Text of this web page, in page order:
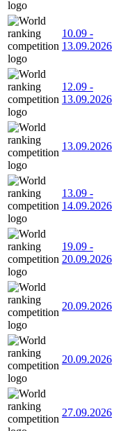
10.09 -
13.09.2026
12.09 -
13.09.2026
13.09.2026
13.09 -
14.09.2026
19.09 -
20.09.2026
20.09.2026
20.09.2026
27.09.2026